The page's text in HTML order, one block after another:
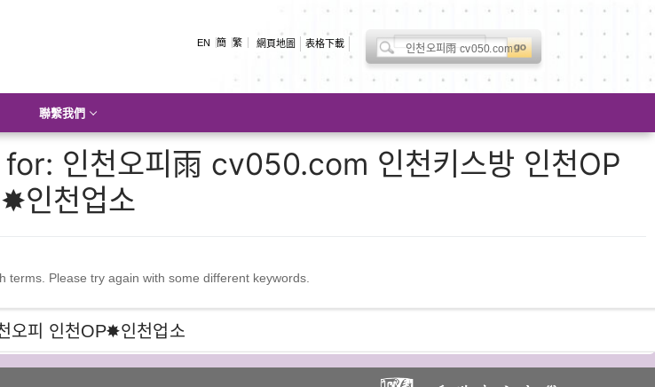
EN 簡 繁 表格下載
網頁地圖 Search
for:
聯繫我們
인천오피雨 cv050.com 인천키스방 인천OP
인천업소
terms. Please try again with some different keywords.